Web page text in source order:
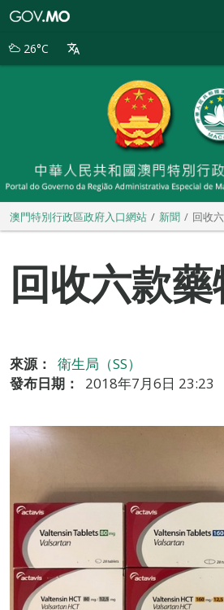
別
26°C
澳門特別行政區政府入口網站 新聞 回收
回收六款藥
來源：
衛生局（SS）
發布日期：
2018年7月6日 23:23